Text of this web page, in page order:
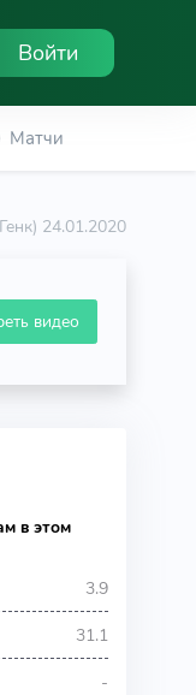
Войти
Матчи
24.01.2020
видео
в этом
3.9
31.1
-